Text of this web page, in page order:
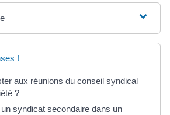
!
aux réunions du conseil syndical
?
syndicat secondaire dans un